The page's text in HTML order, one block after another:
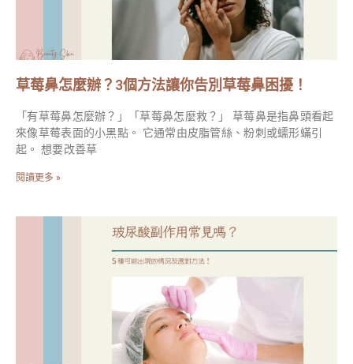
草莓鼻怎麼辦？3個方法讓你告別草莓鼻困擾！
「有草莓鼻怎麼辦？」「草莓鼻怎麼救？」 草莓鼻是指鼻頭看起
來像草莓表面的小黑點。 它通常由皮脂管絲、粉刺或蠕形蟎引
起。 想要改善草
閱讀更多 »